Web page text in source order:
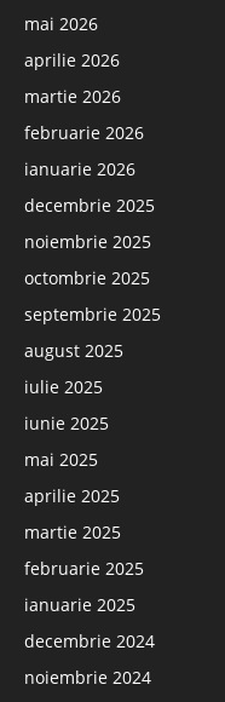
mai 2026
aprilie 2026
martie 2026
februarie 2026
ianuarie 2026
decembrie 2025
noiembrie 2025
octombrie 2025
septembrie 2025
august 2025
iulie 2025
iunie 2025
mai 2025
aprilie 2025
martie 2025
februarie 2025
ianuarie 2025
decembrie 2024
noiembrie 2024